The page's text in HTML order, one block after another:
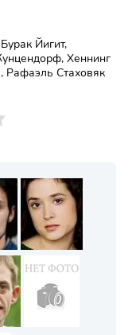
Йигит,
Хеннинг
Рафаэль Стаховяк